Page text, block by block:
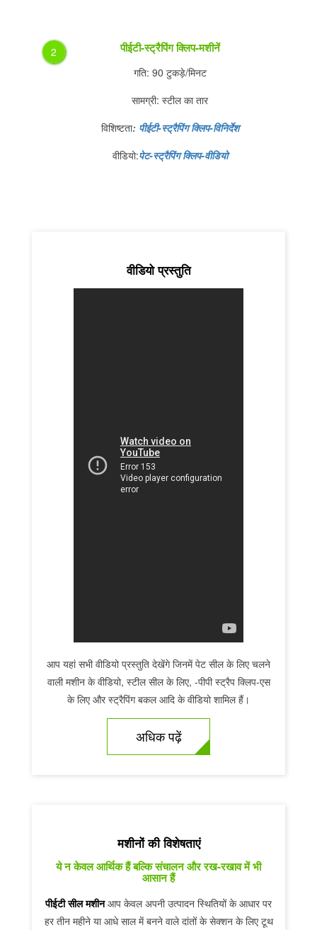
2 पीईटी-स्ट्रैपिंग क्लिप-मशीनें
गति: 90 टुकड़े/मिनट
सामग्री: स्टील का तार
विशिष्टता: पीईटी-स्ट्रैपिंग क्लिप-विनिर्देश
वीडियो:पेट-स्ट्रैपिंग क्लिप-वीडियो
वीडियो प्रस्तुति
आप यहां सभी वीडियो प्रस्तुति देखेंगे जिनमें पेट सील के लिए चलने
वाली मशीन के वीडियो, स्टील सील के लिए, -पीपी स्ट्रैप क्लिप-एस
के लिए और स्ट्रैपिंग बकल आदि के वीडियो शामिल हैं।
अधिक पढ़ें
मशीनों की विशेषताएं
ये न केवल आर्थिक हैं बल्कि संचालन और रख-रखाव में भी
आसान हैं
पीईटी सील मशीनआप केवल अपनी उत्पादन स्थितियों के आधार पर
हर तीन महीने या आधे साल में बनने वाले दांतों के सेक्शन के लिए टूथ